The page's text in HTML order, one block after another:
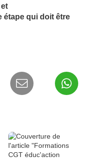
étape qui doit être